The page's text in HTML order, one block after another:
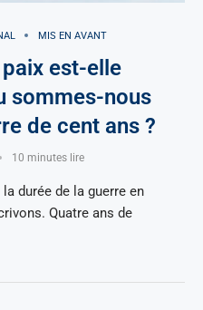
MIS EN AVANT
est-elle
sommes-nous
de cent ans ?
10 minutes lire
durée de la guerre en
Quatre ans de